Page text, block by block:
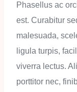
Phasellus ac
est. Curabitur
malesuada,
ligula turpis,
viverra lectus.
porttitor nec,